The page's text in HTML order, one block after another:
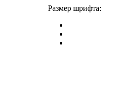
Размер шрифта: